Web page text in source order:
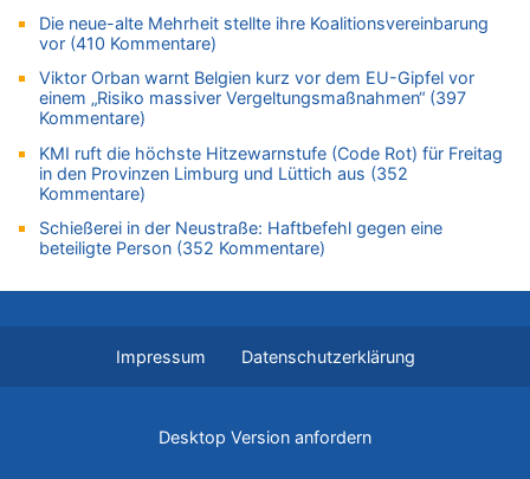
05.08.2026 - 11:45 von JoKrings zu
Zweite Hitzewelle in diesem Sommer ist jetzt amtlich
05.08.2026 - 11:45 von N. A. Klar zu
Es gibt mmer mehr Fälle von Fahrerflucht in Belgien –
Fußgänger und Radfahrer sind die häufigsten Opfer
05.08.2026 - 11:43 von JoKrings zu
Zweite Hitzewelle in diesem Sommer ist jetzt amtlich
05.08.2026 - 11:41 von JoKrings zu
Wie kam es zur Ceuta-Krise?
05.08.2026 - 11:35 von N. A. Klar zu
Es gibt mmer mehr Fälle von Fahrerflucht in Belgien –
Zweite Hitzewelle in diesem Sommer ist jetzt amtlich
Die neue-alte Mehrheit stellte ihre Koalitionsvereinbarung
vor (410 Kommentare)
Viktor Orban warnt Belgien kurz vor dem EU-Gipfel vor
einem „Risiko massiver Vergeltungsmaßnahmen“ (397
Kommentare)
KMI ruft die höchste Hitzewarnstufe (Code Rot) für Freitag
in den Provinzen Limburg und Lüttich aus (352
Kommentare)
Schießerei in der Neustraße: Haftbefehl gegen eine
beteiligte Person (352 Kommentare)
Impressum Datenschutzerklärung
Desktop Version anfordern